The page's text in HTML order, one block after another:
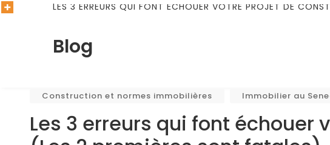
Blog
LES 3 ERREURS QUI FONT ÉCHOUER VOTRE PROJET DE
Construction et normes immobilières Immobilier au
Les 3 erreurs qui font